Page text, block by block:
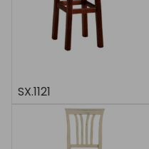
SX.1121